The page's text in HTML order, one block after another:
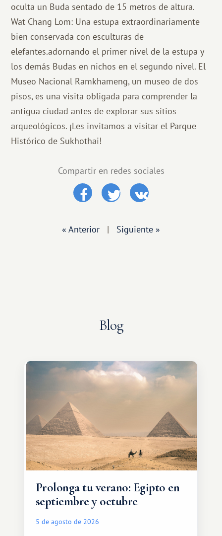
oculta un Buda sentado de 15 metros de altura.
Wat Chang Lom: Una estupa extraordinariamente
bien conservada con esculturas de
elefantes.adornando el primer nivel de la estupa y
los demás Budas en nichos en el segundo nivel. El
Museo Nacional Ramkhameng, un museo de dos
pisos, es una visita obligada para comprender la
antigua ciudad antes de explorar sus sitios
arqueológicos. ¡Les invitamos a visitar el Parque
Histórico de Sukhothai!
Compartir en redes sociales
« Anterior | Siguiente »
Blog
Prolonga tu verano: Egipto en
septiembre y octubre
5 de agosto de 2026